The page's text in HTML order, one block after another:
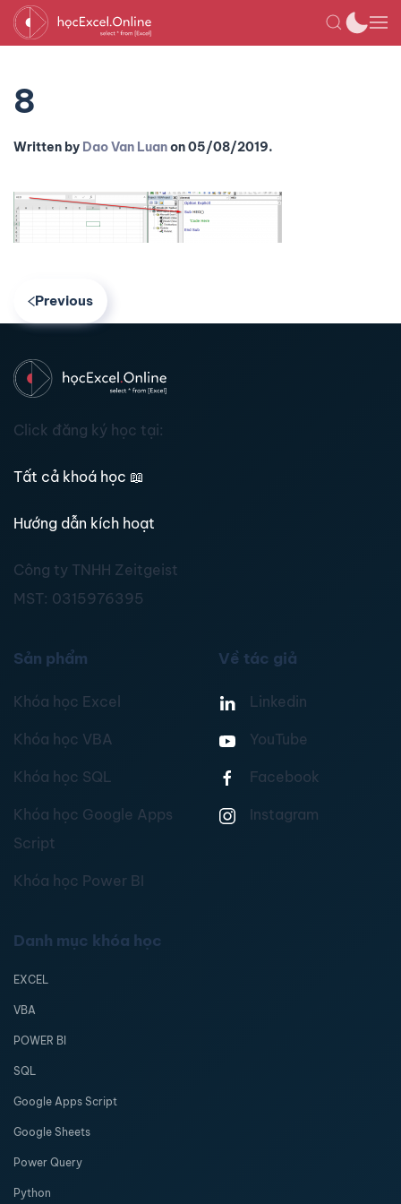
8
Written by Dao Van Luanon05/08/2019.
Previous
Click đăng ký học tại:
Tất cả khoá học 📖
Hướng dẫn kích hoạt
Công ty TNHH Zeitgeist
MST: 0315976395
Sản phẩm
Khóa học Excel
Khóa học VBA
Khóa học SQL
Khóa học Google Apps
Script
Khóa học Power BI
Về tác giả
Linkedin
YouTube
Facebook
Instagram
Danh mục khóa học
EXCEL
VBA
POWER BI
SQL
Google Apps Script
Google Sheets
Power Query
Python